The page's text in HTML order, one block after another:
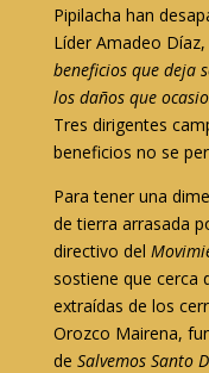
Pipilacha han
Líder Amadeo
beneficios que deja
los daños que
Tres dirigentes
beneficios no se
Para tener una
de tierra arrasada
directivo del
sostiene que cerca
extraídas de los
Orozco Mairena,
de Salvemos Santo